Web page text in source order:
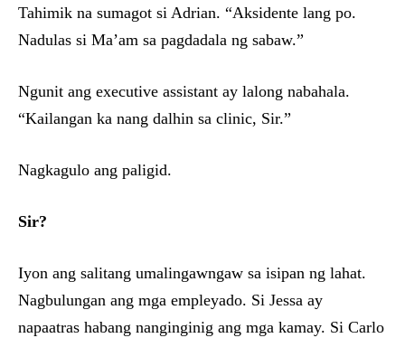
Tahimik na sumagot si Adrian. “Aksidente lang po.
Nadulas si Ma’am sa pagdadala ng sabaw.”
Ngunit ang executive assistant ay lalong nabahala.
“Kailangan ka nang dalhin sa clinic, Sir.”
Nagkagulo ang paligid.
Sir?
Iyon ang salitang umalingawngaw sa isipan ng lahat.
Nagbulungan ang mga empleyado. Si Jessa ay
napaatras habang nanginginig ang mga kamay. Si Carlo